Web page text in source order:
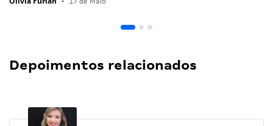
Depoimentos relacionados